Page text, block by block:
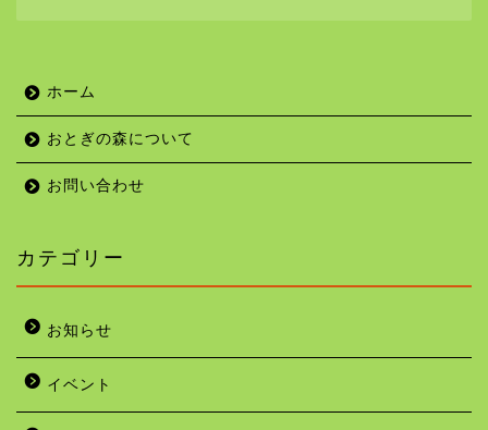
ホーム
おとぎの森について
お問い合わせ
カテゴリー
お知らせ
イベント